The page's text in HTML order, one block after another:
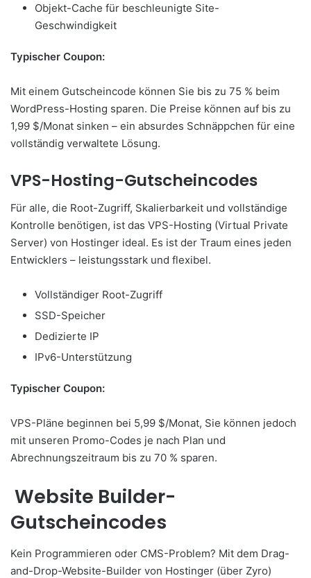
Objekt-Cache für beschleunigte Site-
Geschwindigkeit
Typischer Coupon:
Mit einem Gutscheincode können Sie bis zu 75 % beim
WordPress-Hosting sparen. Die Preise können auf bis zu
1,99 $/Monat sinken – ein absurdes Schnäppchen für eine
vollständig verwaltete Lösung.
VPS-Hosting-Gutscheincodes
Für alle, die Root-Zugriff, Skalierbarkeit und vollständige
Kontrolle benötigen, ist das VPS-Hosting (Virtual Private
Server) von Hostinger ideal. Es ist der Traum eines jeden
Entwicklers – leistungsstark und flexibel.
Vollständiger Root-Zugriff
SSD-Speicher
Dedizierte IP
IPv6-Unterstützung
Typischer Coupon:
VPS-Pläne beginnen bei 5,99 $/Monat, Sie können jedoch
mit unseren Promo-Codes je nach Plan und
Abrechnungszeitraum bis zu 70 % sparen.
Website Builder-
Gutscheincodes
Kein Programmieren oder CMS-Problem? Mit dem Drag-
and-Drop-Website-Builder von Hostinger (über Zyro)